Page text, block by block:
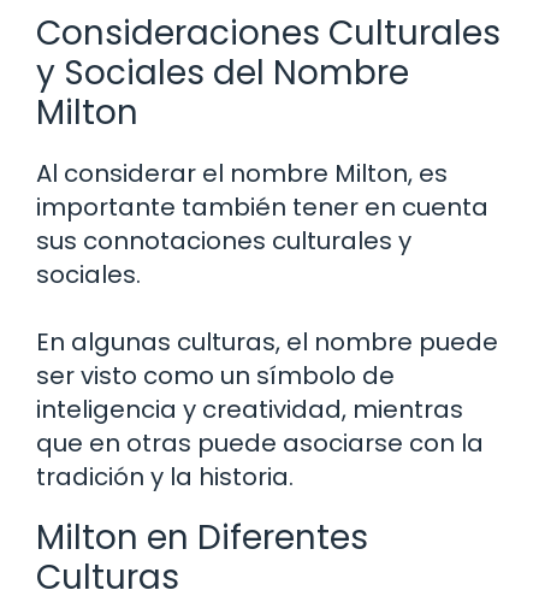
Consideraciones Culturales
y Sociales del Nombre
Milton
Al considerar el nombre Milton, es
importante también tener en cuenta
sus connotaciones culturales y
sociales.
En algunas culturas, el nombre puede
ser visto como un símbolo de
inteligencia y creatividad, mientras
que en otras puede asociarse con la
tradición y la historia.
Milton en Diferentes
Culturas